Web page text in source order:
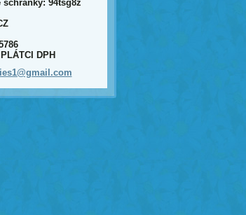
schránky: 94tsg8z
DPH
ies1@gmail.com